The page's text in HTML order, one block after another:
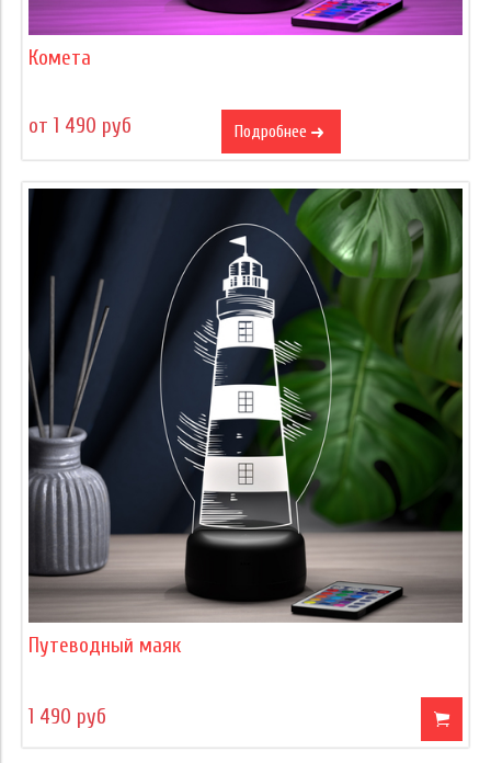
Комета
от 1 490 руб Подробнее
Путеводный маяк
1 490 руб